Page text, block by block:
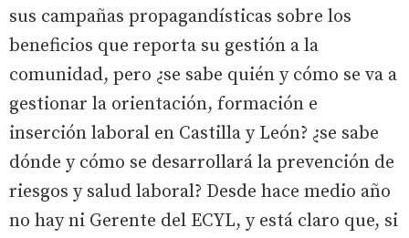
sus campañas propagandísticas sobre los
beneficios que reporta su gestión a la
comunidad, pero ¿se sabe quién y cómo se va a
gestionar la orientación, formación e
inserción laboral en Castilla y León? ¿se sabe
dónde y cómo se desarrollará la prevención de
riesgos y salud laboral? Desde hace medio año
no hay ni Gerente del ECYL, y está claro que, si